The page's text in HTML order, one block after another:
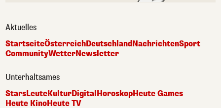
Aktuelles
StartseiteÖsterreichDeutschlandNachrichtenSport
CommunityWetterNewsletter
Unterhaltsames
StarsLeuteKulturDigital HoroskopHeute Games
Heute KinoHeute TV